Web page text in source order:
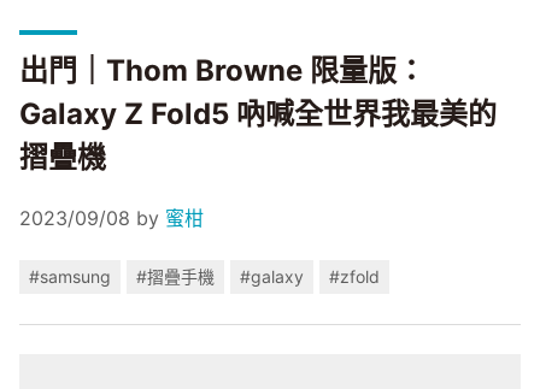
出門｜Thom Browne 限量版：
Galaxy Z Fold5 吶喊全世界我最美的
摺疊機
2023/09/08 by 蜜柑
#samsung #摺疊手機 #galaxy #zfold